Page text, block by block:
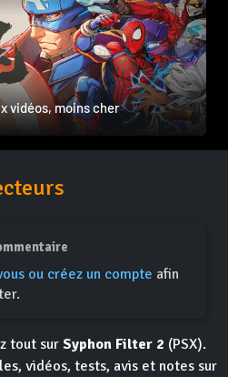
vidéos, moins cher
ou créez un compte afin
tout surSyphon Filter 2 (PSX).
vidéos, tests, avis et notes sur